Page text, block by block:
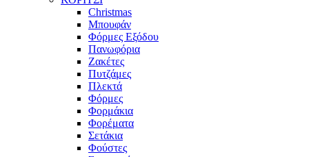
Christmas
Μπουφάν
Φόρμες Εξόδου
Πανωφόρια
Ζακέτες
Πυτζάμες
Πλεκτά
Φόρμες
Φορμάκια
Φορέματα
Σετάκια
Φούστες